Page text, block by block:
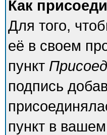
Как
Для того,
её в своем
пункт
подпись
пункт в